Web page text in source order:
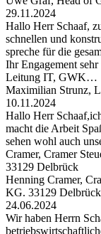
29.11.2024
Hallo Herr Schaaf,
schnellen und
spreche für die
Ihr Engagement
Leitung IT, GWK…
Maximilian Strunz,
10.11.2024
Hallo Herr
macht die Arbeit
sehen wohl auch
Cramer, Cramer
33129 Delbrück
Henning Cramer,
KG. 33129
24.06.2024
Wir haben Herrn